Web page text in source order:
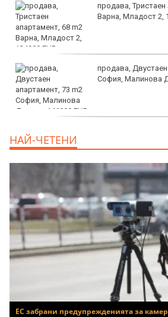
продава, Тристаен
Варна, Младост 2,
продава,
София, Малинова
НАЙ-ЧЕТЕНИ
ЕС забрани предупрежденията за